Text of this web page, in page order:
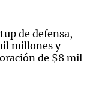
de defensa,
millones y
de $8 mil